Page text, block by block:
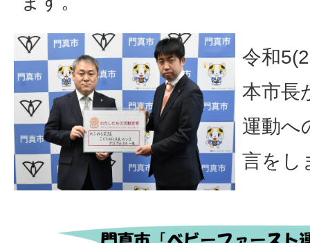
令和
本市長
運動へ
言をし